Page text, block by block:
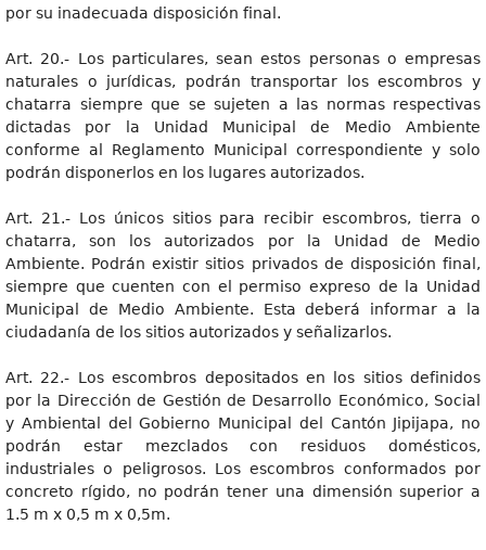
por su inadecuada disposición final.
Art. 20.- Los particulares, sean estos personas o empresas
naturales o jurídicas, podrán transportar los escombros y
chatarra siempre que se sujeten a las normas respectivas
dictadas por la Unidad Municipal de Medio Ambiente
conforme al Reglamento Municipal correspondiente y solo
podrán disponerlos en los lugares autorizados.
Art. 21.- Los únicos sitios para recibir escombros, tierra o
chatarra, son los autorizados por la Unidad de Medio
Ambiente. Podrán existir sitios privados de disposición final,
siempre que cuenten con el permiso expreso de la Unidad
Municipal de Medio Ambiente. Esta deberá informar a la
ciudadanía de los sitios autorizados y señalizarlos.
Art. 22.- Los escombros depositados en los sitios definidos
por la Dirección de Gestión de Desarrollo Económico, Social
y Ambiental del Gobierno Municipal del Cantón Jipijapa, no
podrán estar mezclados con residuos domésticos,
industriales o peligrosos. Los escombros conformados por
concreto rígido, no podrán tener una dimensión superior a
1.5 m x 0,5 m x 0,5m.